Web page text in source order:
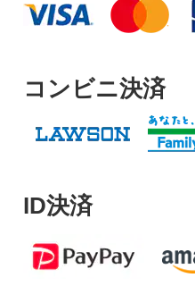
コンビニ決済
ID決済